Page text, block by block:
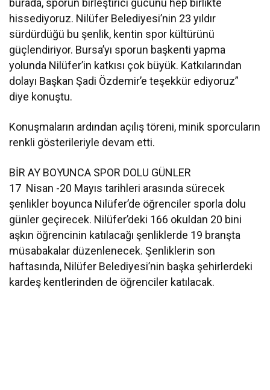
burada, sporun birleştirici gücünü hep birlikte
hissediyoruz. Nilüfer Belediyesi’nin 23 yıldır
sürdürdüğü bu şenlik, kentin spor kültürünü
güçlendiriyor. Bursa’yı sporun başkenti yapma
yolunda Nilüfer’in katkısı çok büyük. Katkılarından
dolayı Başkan Şadi Özdemir’e teşekkür ediyoruz”
diye konuştu.
Konuşmaların ardından açılış töreni, minik sporcuların
renkli gösterileriyle devam etti.
BİR AY BOYUNCA SPOR DOLU GÜNLER
17 Nisan -20 Mayıs tarihleri arasında sürecek
şenlikler boyunca Nilüfer’de öğrenciler sporla dolu
günler geçirecek. Nilüfer’deki 166 okuldan 20 bini
aşkın öğrencinin katılacağı şenliklerde 19 branşta
müsabakalar düzenlenecek. Şenliklerin son
haftasında, Nilüfer Belediyesi’nin başka şehirlerdeki
kardeş kentlerinden de öğrenciler katılacak.